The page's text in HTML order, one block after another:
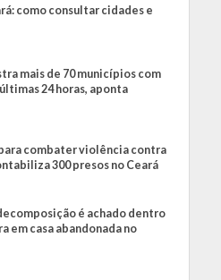
como consultar cidades e
mais de 70 municípios com
24 horas, aponta
combater violência contra
300 presos no Ceará
é achado dentro
em casa abandonada no